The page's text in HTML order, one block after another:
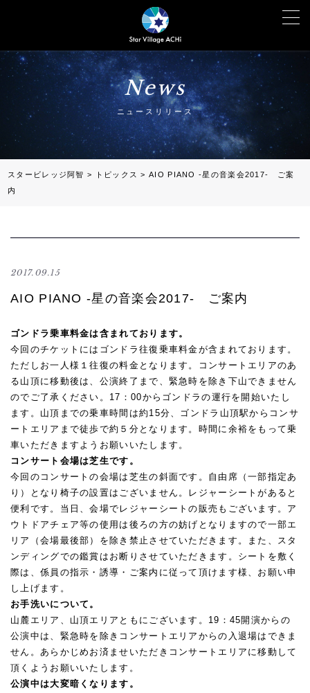
News
ニュースリリース
スタービレッジ阿智 > トピックス >AIO PIANO -星の音楽会2017- ご案
内
2017.09.15
AIO PIANO -星の音楽会2017- ご案内
ゴンドラ乗車料金は含まれております。
今回のチケットにはゴンドラ往復乗車料金が含まれております。
ただしお一人様１往復の料金となります。コンサートエリアのあ
る山頂に移動後は、公演終了まで、緊急時を除き下山できません
のでご了承ください。17：00からゴンドラの運行を開始いたし
ます。山頂までの乗車時間は約15分、ゴンドラ山頂駅からコンサ
ートエリアまで徒歩で約５分となります。時間に余裕をもって乗
車いただきますようお願いいたします。
コンサート会場は芝生です。
今回のコンサートの会場は芝生の斜面です。自由席（一部指定あ
り）となり椅子の設置はございません。レジャーシートがあると
便利です。当日、会場でレジャーシートの販売もございます。ア
ウトドアチェア等の使用は後ろの方の妨げとなりますので一部エ
リア（会場最後部）を除き禁止させていただきます。また、スタ
ンディングでの鑑賞はお断りさせていただきます。シートを敷く
際は、係員の指示・誘導・ご案内に従って頂けます様、お願い申
し上げます。
お手洗いについて。
山麓エリア、山頂エリアともにございます。19：45開演からの
公演中は、緊急時を除きコンサートエリアからの入退場はできま
せん。あらかじめお済ませいただきコンサートエリアに移動して
頂くようお願いいたします。
公演中は大変暗くなります。